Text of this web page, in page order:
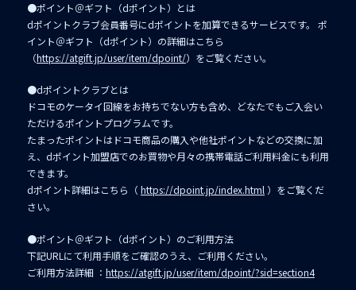
●ポイント＠ギフト（dポイント）とは
dポイントクラブ会員番号にdポイントを加算できるサービスです。 ポ
イント＠ギフト（dポイント）の詳細はこちら
（https://atgift.jp/user/item/dpoint/）をご覧ください。
●dポイントクラブとは
ドコモのケータイ回線をお持ちでない方も含め、どなたでもご入会い
ただけるポイントプログラムです。
たまったポイントはドコモ商品の購入や他社ポイントなどの交換に加
え、dポイント加盟店でのお買物や月々の携帯電話ご利用料金にも利用
できます。
dポイント詳細はこちら（ https://dpoint.jp/index.html ）をご覧くだ
さい。
●ポイント＠ギフト（dポイント）のご利用方法
下記URLにて利用手順をご確認のうえ、ご利用ください。
ご利用方法詳細 ： https://atgift.jp/user/item/dpoint/?sid=section4